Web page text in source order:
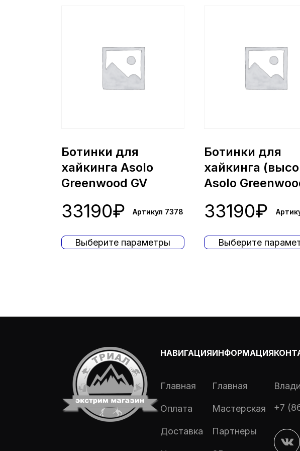
Ботинки для
хайкинга Asolo
Greenwood GV
33190₽ Артикул 7378
Выберите параметры
Ботинки для
хайкинга
Asolo
(9419)
33190₽
Выберите
НАВИГАЦИЯ
Главная
Оплата
Доставка
ИНФОРМАЦИЯ
Главная
Мастерская
Партнеры
+7